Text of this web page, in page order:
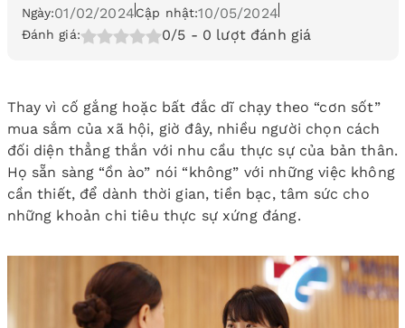
Ngày:01/02/2024Cập nhật:10/05/2024
Đánh giá: 0/5 - 0 lượt đánh giá
Thay vì cố gắng hoặc bất đắc dĩ chạy theo “cơn sốt”
mua sắm của xã hội, giờ đây, nhiều người chọn cách
đối diện thẳng thắn với nhu cầu thực sự của bản thân.
Họ sẵn sàng “ồn ào” nói “không” với những việc không
cần thiết, để dành thời gian, tiền bạc, tâm sức cho
những khoản chi tiêu thực sự xứng đáng.